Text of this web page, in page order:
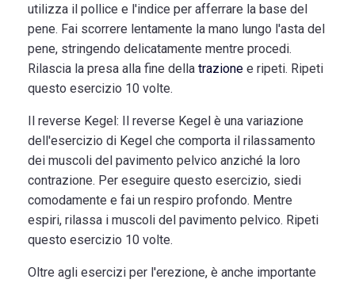
utilizza il pollice e l'indice per afferrare la base del
pene. Fai scorrere lentamente la mano lungo l'asta del
pene, stringendo delicatamente mentre procedi.
Rilascia la presa alla fine della trazionee ripeti. Ripeti
questo esercizio 10 volte.
Il reverse Kegel: Il reverse Kegel è una variazione
dell'esercizio di Kegel che comporta il rilassamento
dei muscoli del pavimento pelvico anziché la loro
contrazione. Per eseguire questo esercizio, siedi
comodamente e fai un respiro profondo. Mentre
espiri, rilassa i muscoli del pavimento pelvico. Ripeti
questo esercizio 10 volte.
Oltre agli esercizi per l'erezione, è anche importante